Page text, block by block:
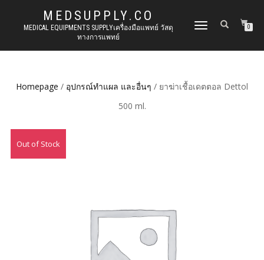
MEDSUPPLY.CO
MEDICAL EQUIPMENTS SUPPLYเครื่องมือแพทย์ วัสดุ
ทางการแพทย์
TOGGLE
0
Homepage / อุปกรณ์ทำแผล และอื่นๆ / ยาฆ่าเชื้อเดตตอล Dettol
500 ml.
Out of Stock